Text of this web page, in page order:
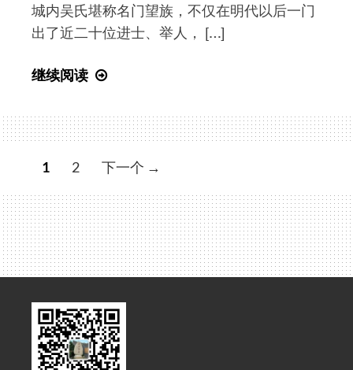
城内吴氏堪称名门望族，不仅在明代以后一门
出了近二十位进士、举人， […]
继续阅读
松
|
“阳
茶
人”
吴
纶
“紫
砂
文
文
导
航
1 2 下一个 →